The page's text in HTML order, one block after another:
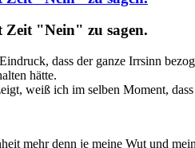
Zeit "Nein" zu sagen.
dass der ganze Irrsinn
hätte.
weiß ich im selben Moment,
mehr denn je meine Wut und